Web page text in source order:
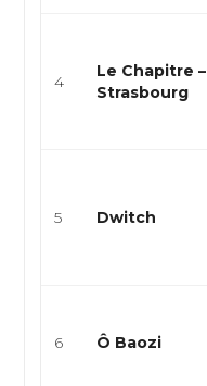
4
Le Chapitre –
Strasbourg
5 Dwitch
6 Ô Baozi